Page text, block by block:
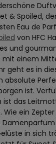
& Spoiled,
Eau de
von HFC
und
mit einem
geht es in
absolute
ist.
ist das
ein
in sich